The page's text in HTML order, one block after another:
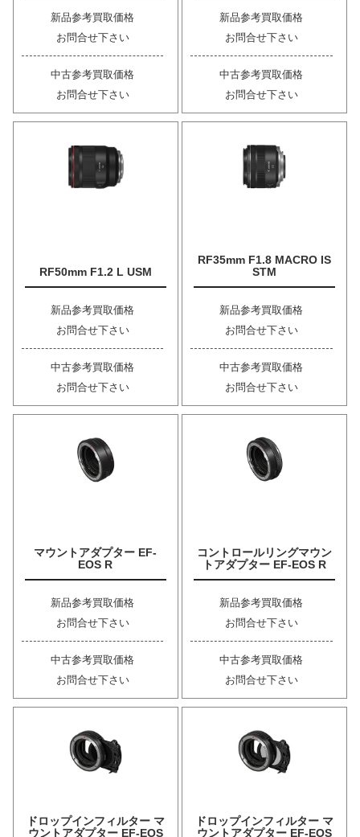
新品参考買取価格
お問合せ下さい
中古参考買取価格
お問合せ下さい
新品参考買取価格
お問合せ下さい
中古参考買取価格
お問合せ下さい
RF50mm F1.2 L USM
新品参考買取価格
お問合せ下さい
中古参考買取価格
お問合せ下さい
RF35mm F1.8 MACRO IS
STM
新品参考買取価格
お問合せ下さい
中古参考買取価格
お問合せ下さい
マウントアダプター EF-
EOS R
新品参考買取価格
お問合せ下さい
中古参考買取価格
お問合せ下さい
コントロールリングマウン
トアダプター EF-EOS R
新品参考買取価格
お問合せ下さい
中古参考買取価格
お問合せ下さい
ドロップインフィルター マ
ウントアダプター EF-EOS
ドロップインフィルター マ
ウントアダプター EF-EOS